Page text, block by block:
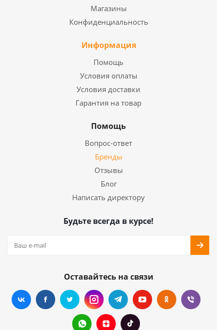
Магазины
Конфиденциальность
Информация
Помощь
Условия оплаты
Условия доставки
Гарантия на товар
Помощь
Вопрос-ответ
Бренды
Отзывы
Блог
Написать директору
Будьте всегда в курсе!
Оставайтесь на связи